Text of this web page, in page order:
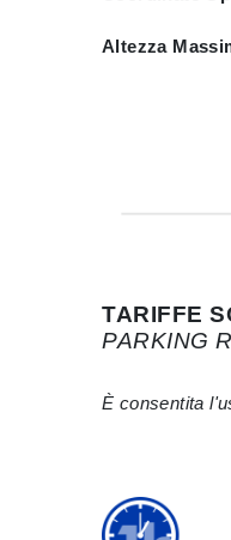
Altezza
TARIFFE
PARKING
È consentita